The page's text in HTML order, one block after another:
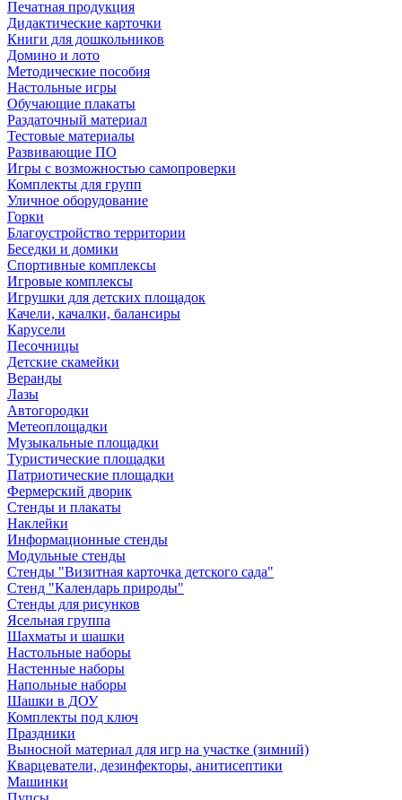
Печатная продукция
Дидактические карточки
Книги для дошкольников
Домино и лото
Методические пособия
Настольные игры
Обучающие плакаты
Раздаточный материал
Тестовые материалы
Развивающие ПО
Игры с возможностью самопроверки
Комплекты для групп
Уличное оборудование
Горки
Благоустройство территории
Беседки и домики
Спортивные комплексы
Игровые комплексы
Игрушки для детских площадок
Качели, качалки, балансиры
Карусели
Песочницы
Детские скамейки
Веранды
Лазы
Автогородки
Метеоплощадки
Музыкальные площадки
Туристические площадки
Патриотические площадки
Фермерский дворик
Стенды и плакаты
Наклейки
Информационные стенды
Модульные стенды
Стенды "Визитная карточка детского сада"
Стенд "Календарь природы"
Стенды для рисунков
Ясельная группа
Шахматы и шашки
Настольные наборы
Настенные наборы
Напольные наборы
Шашки в ДОУ
Комплекты под ключ
Праздники
Выносной материал для игр на участке (зимний)
Кварцеватели, дезинфекторы, анитисептики
Машинки